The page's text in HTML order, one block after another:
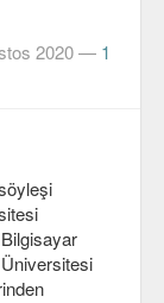
2020— 1